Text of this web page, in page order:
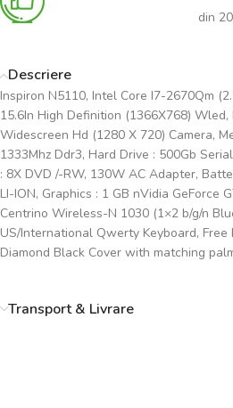
din
Descriere
Inspiron N5110, Intel Core I7-2670Qm
15.6In High Definition (1366X768)
Widescreen Hd (1280 X 720) Camera,
1333Mhz Ddr3, Hard Drive : 500Gb
: 8X DVD /-RW, 130W AC Adapter,
LI-ION, Graphics : 1 GB nVidia GeForce
Centrino Wireless-N 1030 (1×2 b/g/n
US/International Qwerty Keyboard, Free
Diamond Black Cover with matching
Transport & Livrare